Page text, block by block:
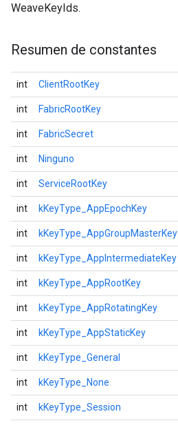
WeaveKeyIds.
Resumen de constantes
int ClientRootKey
int FabricRootKey
int FabricSecret
int Ninguno
int ServiceRootKey
int kKeyType_AppEpochKey
int kKeyType_AppGroupMasterKey
int kKeyType_AppIntermediateKey
int kKeyType_AppRootKey
int kKeyType_AppRotatingKey
int kKeyType_AppStaticKey
int kKeyType_General
int kKeyType_None
int kKeyType_Session